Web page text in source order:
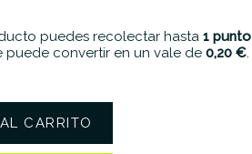
puedes recolectar hasta 1 punto
puede convertir en un vale de 0,20 €.
CARRITO